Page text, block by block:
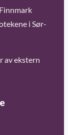
i Sør-
av ekstern